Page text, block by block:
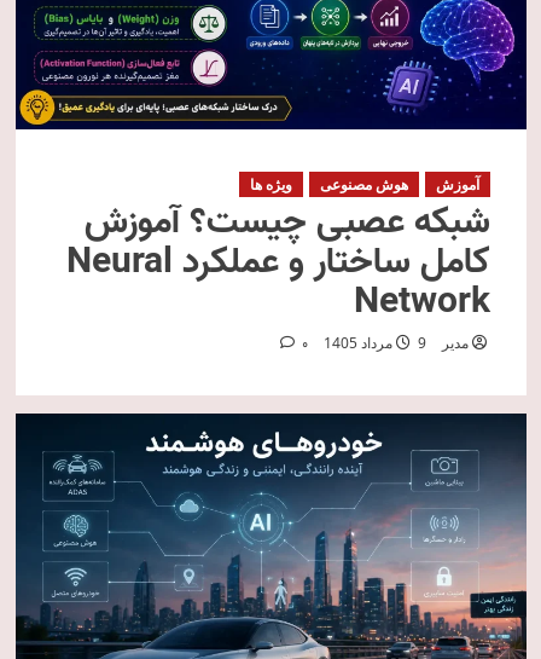
آموزش هوش مصنوعی ویژه ها
شبکه عصبی چیست؟ آموزش
کامل ساختار و عملکرد Neural
Network
مدیر 9 مرداد 1405 0